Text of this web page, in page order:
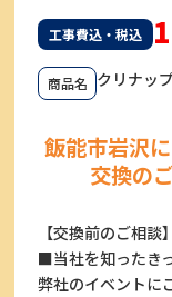
工事費込・税込
商品名 クリナッ
飯能市岩沢
交換の
【交換前のご相談】
■当社を知ったき
弊社のイベントに